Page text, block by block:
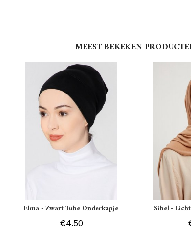
MEEST BEKEKEN
Elma - Zwart Tube Onderkapje
€4.50
Sibel -